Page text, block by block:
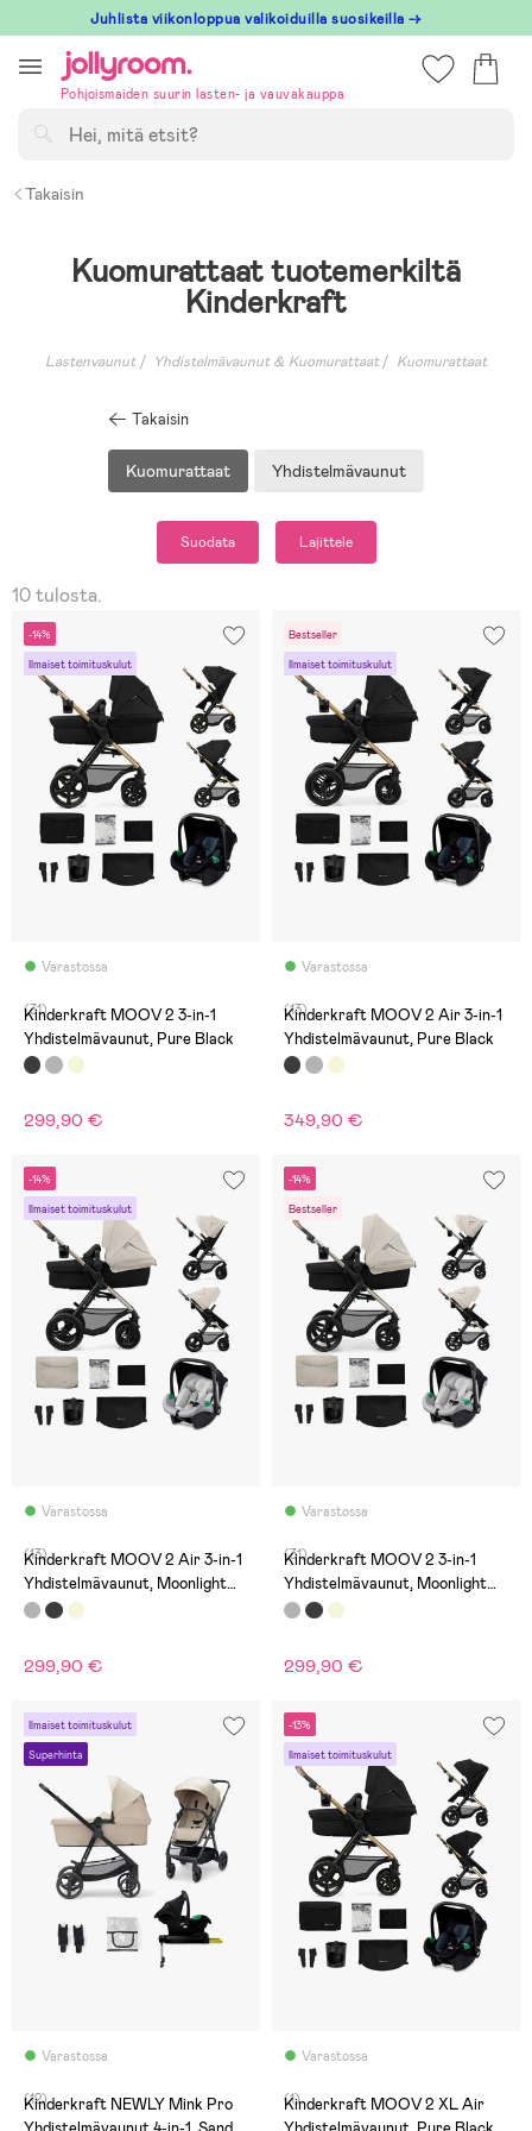
till
innehållet
Juhlista viikonloppua valikoiduilla suosikeilla →
Pohjoismaiden suurin lasten- ja vauvakauppa
Takaisin
Kuomurattaat tuotemerkiltä
Kinderkraft
Lastenvaunut Yhdistelmävaunut & Kuomurattaat Kuomurattaat
Takaisin
Kuomurattaat Yhdistelmävaunut
Suodata Lajittele
10 tulosta.
-14%
Ilmaiset toimituskulut
Varastossa
(31)
Kinderkraft MOOV 2 3-in-1
Yhdistelmävaunut, Pure Black
299,90 €
Bestseller
Ilmaiset toimituskulut
Varastossa
(13)
Kinderkraft MOOV 2 Air 3-in-1
Yhdistelmävaunut, Pure Black
349,90 €
-14%
Ilmaiset toimituskulut
Varastossa
(13)
Kinderkraft MOOV 2 Air 3-in-1
Yhdistelmävaunut, Moonlight
Grey
299,90 €
-14%
Bestseller
Varastossa
(31)
Kinderkraft MOOV 2 3-in-1
Yhdistelmävaunut, Moonlight
Grey
299,90 €
Ilmaiset toimituskulut
Superhinta
Varastossa
(12)
Kinderkraft NEWLY Mink Pro
-13%
Ilmaiset toimituskulut
Varastossa
(1)
Kinderkraft MOOV 2 XL Air